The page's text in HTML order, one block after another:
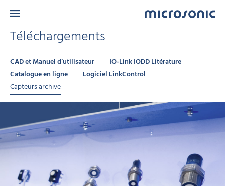
Téléchargements
CAD et Manuel d’utilisateur
IO-Link IODD Litérature
Catalogue en ligne
Logiciel LinkControl
Capteurs archive